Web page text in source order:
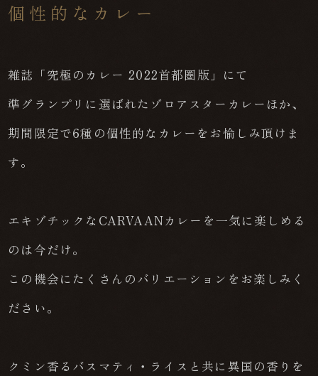
個性的なカレー
雑誌「究極のカレー 2022首都圏版」にて
準グランプリに選ばれたゾロアスターカレーほか、
期間限定で6種の個性的なカレーをお愉しみ頂けま
す。
エキゾチックなCARVAANカレーを一気に楽しめる
のは今だけ。
この機会にたくさんのバリエーションをお楽しみく
ださい。
クミン香るバスマティ・ライスと共に異国の香りを